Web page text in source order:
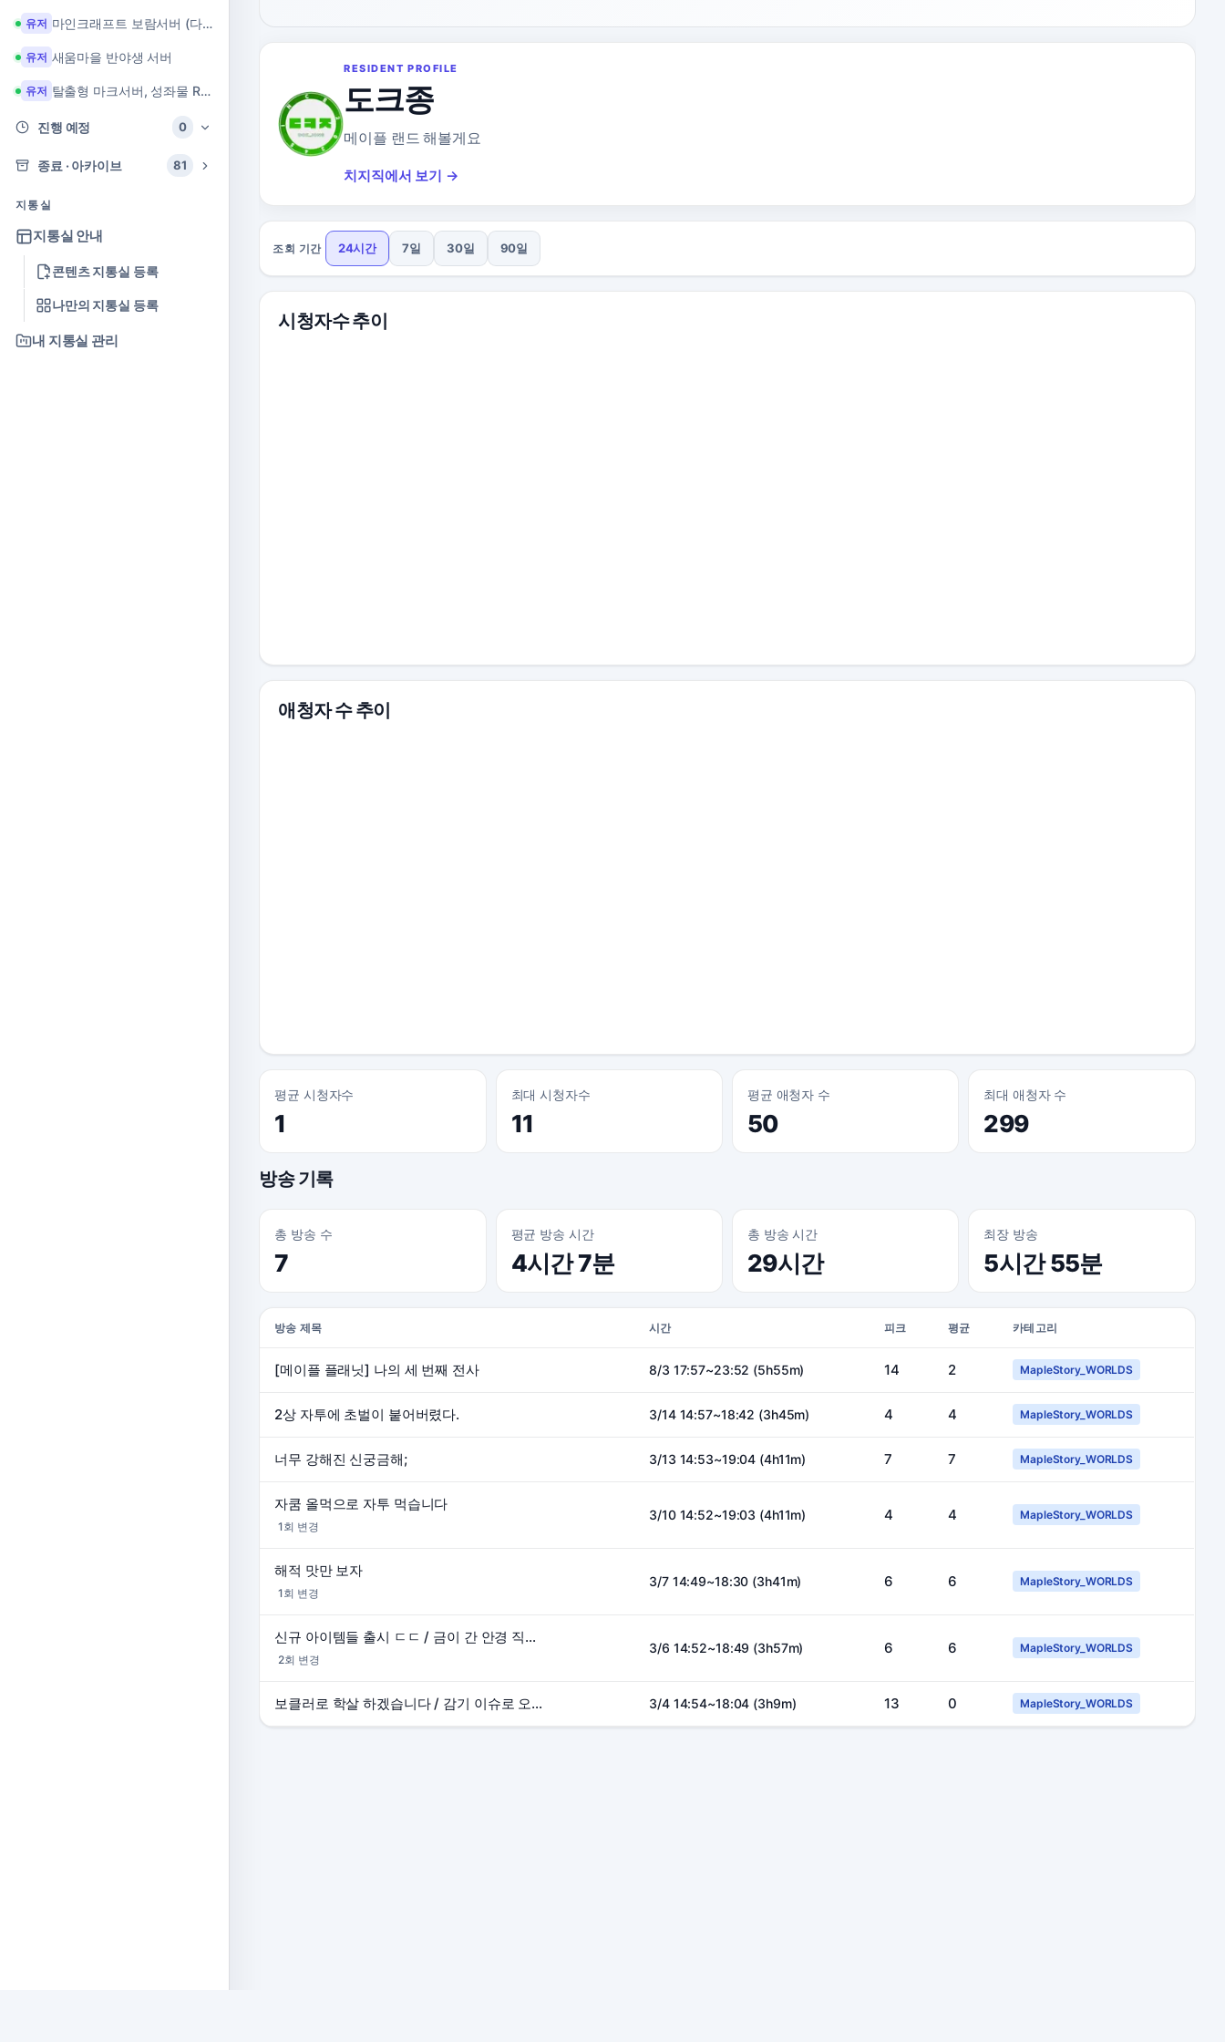
유저 마인크래프트 보람서버 (다이아 + 힐링 서버)
유저 새움마을 반야생 서버
유저 탈출형 마크서버, 성좌물 RPG 마크서버
진행 예정 0
종료 · 아카이브 81
지통실
지통실 안내
콘텐츠 지통실 등록
나만의 지통실 등록
내 지통실 관리
RESIDENT PROFILE
도크종
메이플 랜드 해볼게요
치지직에서 보기 →
조회 기간 24시간 7일 30일 90일
시청자수 추이
애청자 수 추이
평균 시청자수
1
최대 시청자수
11
평균 애청자 수
50
최대 애청자 수
299
방송 기록
총 방송 수
7
평균 방송 시간
4시간 7분
총 방송 시간
29시간
최장 방송
5시간 55분
방송 제목 시간 피크 평균 카테고리
[메이플 플래닛] 나의 세 번째 전사 8/3 17:57~23:52 (5h55m) 14 2 MapleStory_WORLDS
2상 자투에 초벌이 붙어버렸다. 3/14 14:57~18:42 (3h45m) 4 4 MapleStory_WORLDS
너무 강해진 신궁금해; 3/13 14:53~19:04 (4h11m) 7 7 MapleStory_WORLDS
자쿰 올먹으로 자투 먹습니다
1회 변경
3/10 14:52~19:03 (4h11m) 4 4 MapleStory_WORLDS
해적 맛만 보자
1회 변경
3/7 14:49~18:30 (3h41m) 6 6 MapleStory_WORLDS
신규 아이템들 출시 ㄷㄷ / 금이 간 안경 직접 먹겠습니다 루파 경험치 ㅁㅊ
2회 변경
3/6 14:52~18:49 (3h57m) 6 6 MapleStory_WORLDS
보클러로 학살 하겠습니다 / 감기 이슈로 오늘은 짧방.. 3/4 14:54~18:04 (3h9m) 13 0 MapleStory_WORLDS